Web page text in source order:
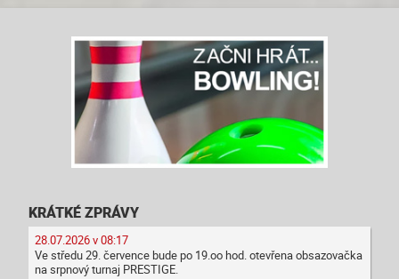
KRÁTKÉ ZPRÁVY
28.07.2026 v 08:17
Ve středu 29. července bude po 19.oo hod. otevřena obsazovačka
na srpnový turnaj PRESTIGE.